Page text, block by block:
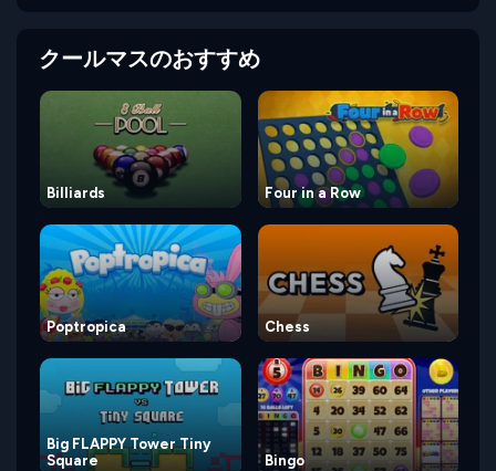
クールマスのおすすめ
Billiards Four in a Row
Poptropica Chess
Big FLAPPY Tower Tiny
Square
Bingo